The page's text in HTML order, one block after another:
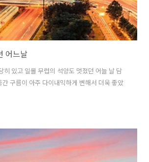
어느날
히 있고 일몰 무렵의 석양도 멋졌던 어늘 날 담
구름이 아주 다이내믹하게 변해서 더욱 좋았